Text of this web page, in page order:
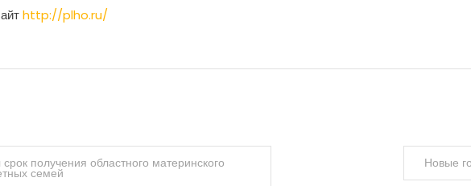
http://plho.ru/
получения областного материнского
семей
Новые